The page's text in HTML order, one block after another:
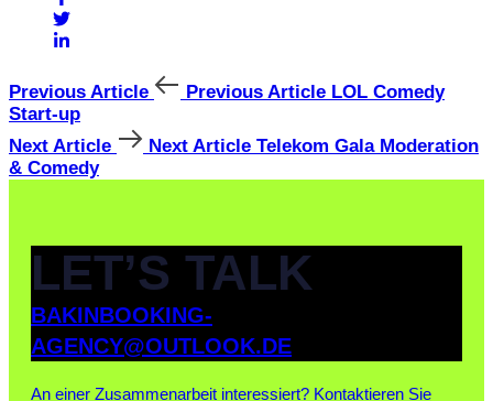
Previous Article Previous Article LOL Comedy
Start-up
Next Article
Next Article Telekom Gala Moderation
& Comedy
LET’S TALK
BAKINBOOKING-
AGENCY@OUTLOOK.DE
An einer Zusammenarbeit interessiert? Kontaktieren Sie